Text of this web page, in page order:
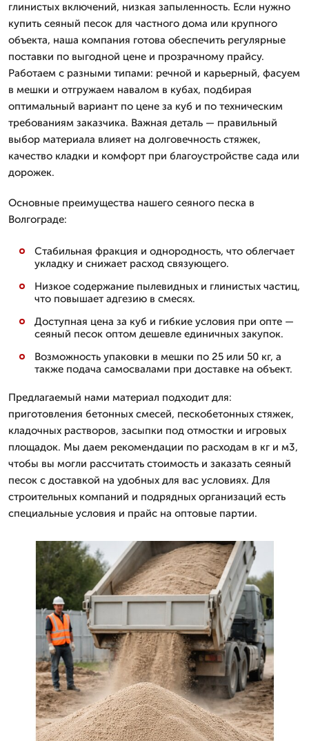
глинистых включений, низкая запыленность. Если нужно
купить сеяный песок для частного дома или крупного
объекта, наша компания готова обеспечить регулярные
поставки по выгодной цене и прозрачному прайсу.
Работаем с разными типами: речной и карьерный, фасуем
в мешки и отгружаем навалом в кубах, подбирая
оптимальный вариант по цене за куб и по техническим
требованиям заказчика. Важная деталь — правильный
выбор материала влияет на долговечность стяжек,
качество кладки и комфорт при благоустройстве сада или
дорожек.
Основные преимущества нашего сеяного песка в
Волгограде:
Стабильная фракция и однородность, что облегчает
укладку и снижает расход связующего.
Низкое содержание пылевидных и глинистых частиц,
что повышает адгезию в смесях.
Доступная цена за куб и гибкие условия при опте —
сеяный песок оптом дешевле единичных закупок.
Возможность упаковки в мешки по 25 или 50 кг, а
также подача самосвалами при доставке на объект.
Предлагаемый нами материал подходит для:
приготовления бетонных смесей, пескобетонных стяжек,
кладочных растворов, засыпки под отмостки и игровых
площадок. Мы даем рекомендации по расходам в кг и м3,
чтобы вы могли рассчитать стоимость и заказать сеяный
песок с доставкой на удобных для вас условиях. Для
строительных компаний и подрядных организаций есть
специальные условия и прайс на оптовые партии.